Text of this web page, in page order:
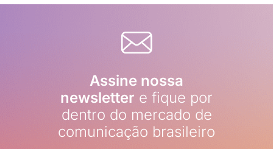
Assine nossa
newsletter e fique por
dentro do mercado de
comunicação brasileiro